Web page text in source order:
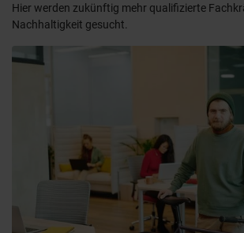
Hier werden zukünftig mehr qualifizierte
Nachhaltigkeit gesucht.